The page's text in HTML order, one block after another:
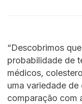
“Descobrimos
probabilidade de
médicos,
uma variedade
comparação com